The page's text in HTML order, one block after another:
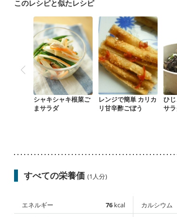
産後（ミルク）
骨折
このレシピと似たレシピ
シャキシャキ根菜ご
まサラダ
レンジで簡単 カリカ
リ甘辛酢ごぼう
ひ
サ
すべての栄養価 (1人分)
エネルギー 76 kcal
カルシウム